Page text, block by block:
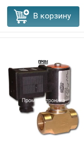
В корзину